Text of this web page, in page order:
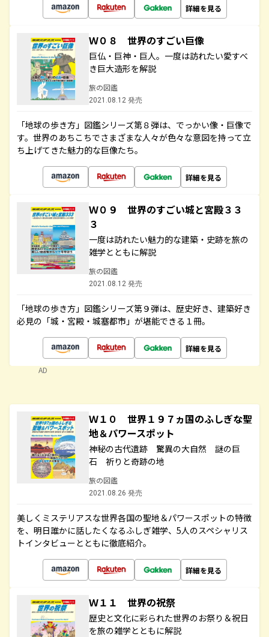
詳細を見る
Ｗ０８ 世界のすごい巨像
巨仏・巨神・巨人。一度は訪れたい愛すべ
き巨大造形を解説
旅の図鑑
2021.08.12 発売
「地球の歩き方」図鑑シリーズ第８弾は、でっかい像・巨像で
す。世界のあちこちでさまざまな人々が色々な意図を持って立
ち上げてきた魅力的な巨像たち。
詳細を見る
Ｗ０９ 世界のすごい城と宮殿３３
３
一度は訪れたい魅力的な建築・史跡を旅の
雑学とともに解説
旅の図鑑
2021.08.12 発売
「地球の歩き方」図鑑シリーズ第９弾は、歴史好き、建築好き
必見の「城・宮殿・城塞都市」が堪能できる１冊。
詳細を見る
AD
Ｗ１０ 世界１９７ヵ国のふしぎな聖
地＆パワースポット
神秘の古代遺跡 驚異の大自然 謎の巨
石 祈りと奇跡の地
旅の図鑑
2021.08.26 発売
美しくミステリアスな世界各国の聖地＆パワースポットの特徴
を、明日誰かに話したくなるふしぎ雑学、5人のスペシャリス
トインタビューとともに徹底紹介。
詳細を見る
Ｗ１１ 世界の祝祭
歴史と文化に彩られた世界のお祭り＆祝日
を旅の雑学とともに解説